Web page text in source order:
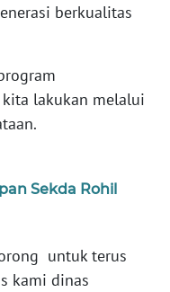
berkualitas
lakukan melalui
Sekda Rohil
untuk terus
kami dinas